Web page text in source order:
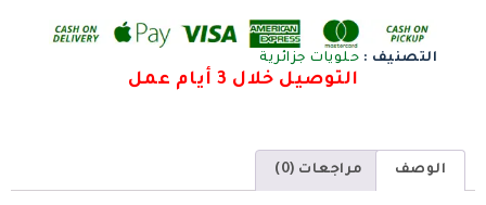
التصنيف : حلويات جزائرية
التوصيل خلال 3 أيام عمل
الوصف مراجعات (0)